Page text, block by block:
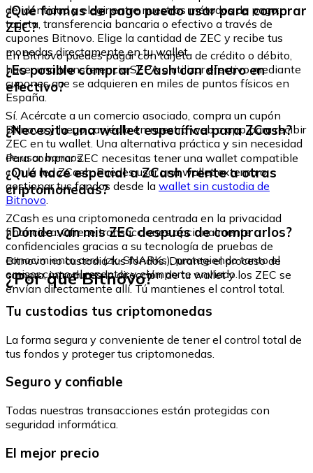
de identidad y elegir entre nuestros métodos de pago:
tarjeta, transferencia bancaria o efectivo a través de
cupones Bitnovo. Elige la cantidad de ZEC y recibe tus
monedas directamente en tu wallet.
¿Qué formas de pago puedo usar para comprar
ZEC?
En Bitnovo puedes pagar con tarjeta de crédito o débito,
hacer una transferencia SEPA o utilizar efectivo mediante
cupones que se adquieren en miles de puntos físicos en
España.
¿Es posible comprar ZCash con dinero en
efectivo?
Sí. Acércate a un comercio asociado, compra un cupón
Bitnovo y luego canjéalo en nuestra web o app para recibir
ZEC en tu wallet. Una alternativa práctica y sin necesidad
de usar bancos.
¿Necesito una wallet específica para ZCash?
Para comprar ZEC necesitas tener una wallet compatible
con la red ZCash. Puedes usar una wallet externa o
gestionar tus fondos desde la wallet sin custodia de
Bitnovo.
¿Qué hace especial a ZCash frente a otras
criptomonedas?
ZCash es una criptomoneda centrada en la privacidad
financiera. Ofrece transacciones opcionalmente
confidenciales gracias a su tecnología de pruebas de
conocimiento cero (zk-SNARKs), protegiendo tanto el
emisor como el receptor y el importe enviado.
¿Dónde van mis ZEC después de comprarlos?
Bitnovo no custodia tus fondos. Durante el proceso de
compra, introduces la dirección de tu wallet y los ZEC se
envían directamente allí. Tú mantienes el control total.
¿Por qué Bitnovo?
Tu custodias tus criptomonedas
La forma segura y conveniente de tener el control total de
tus fondos y proteger tus criptomonedas.
Seguro y confiable
Todas nuestras transacciones están protegidas con
seguridad informática.
El mejor precio